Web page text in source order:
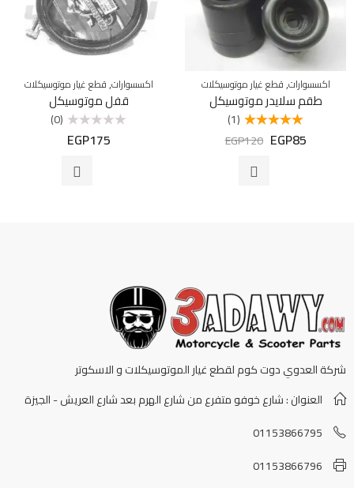
اكسسوارات,قطع غيار موتوسيكلات
طقم سلايدر موتوسيكل
5.00من 5
(1)
EGP85
EGP120
اكسسوارات,قطع غيار موتوسيكلات
قفل موتوسيكل
التقييم
(0)
EGP175
شركة العدوي دوت كوم لقطع غيار الموتوسيكلات و الاسكوتر
العنوان : شارع خوفو متفرع من شارع الهرم بعد شارع العريش - الجيزة
01153866795
01153866796